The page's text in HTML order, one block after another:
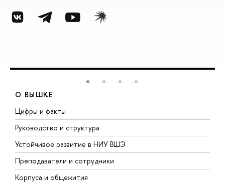
О ВЫШКЕ
Цифры и факты
Руководство и структура
Устойчивое развитие в НИУ ВШЭ
Преподаватели и сотрудники
Корпуса и общежития